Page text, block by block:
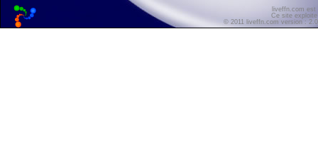
liveffn.com est
Ce site
© 2011 liveffn.com version :